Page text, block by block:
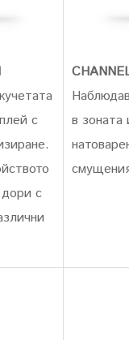
с
дори с
в зоната